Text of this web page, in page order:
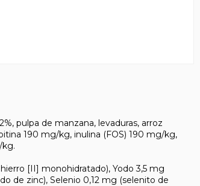
pulpa de manzana, levaduras, arroz
190 mg/kg, inulina (FOS) 190 mg/kg,
kg.
[II] monohidratado), Yodo 3,5 mg
de zinc), Selenio 0,12 mg (selenito de